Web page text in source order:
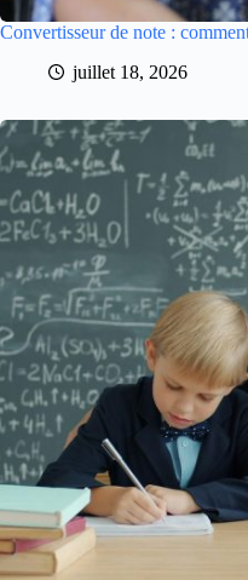
Convertisseur de note :
juillet 18, 2026